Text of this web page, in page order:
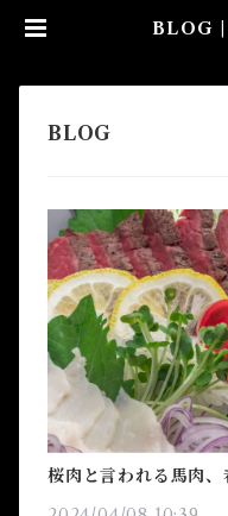
BLOG |
桜肉と言われる馬肉